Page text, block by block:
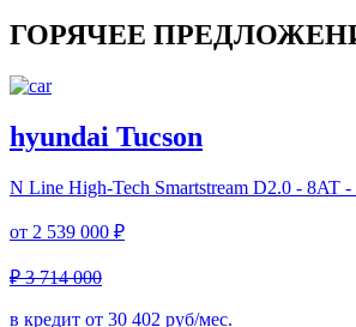
ГОРЯЧЕЕ
hyundai Tucson
N Line High-Tech Smartstream D2.0 - 8AT
от 2 539 000 ₽
₽ 3 714 000
в кредит от 30 402 руб/мес.